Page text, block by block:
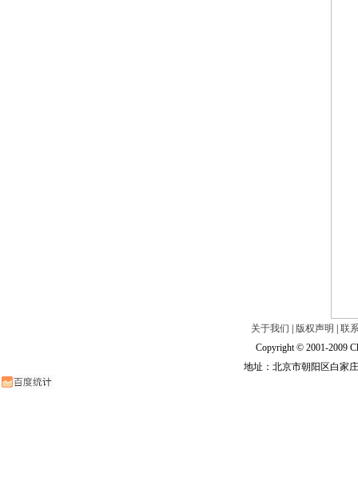
关于我们 版权声明
联
Copyright © 2001-2009
地址：北京市朝阳区白家